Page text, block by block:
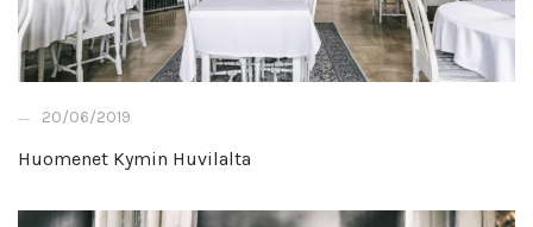
20/06/2019
Huomenet Kymin Huvilalta